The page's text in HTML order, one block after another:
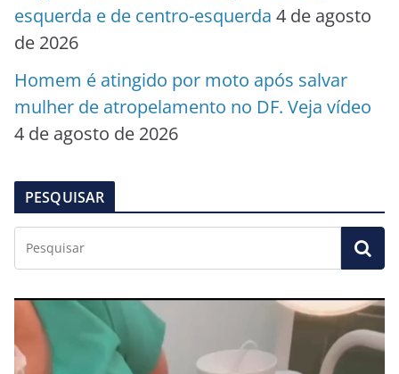
esquerda e de centro-esquerda 4 de agosto
de 2026
Homem é atingido por moto após salvar
mulher de atropelamento no DF. Veja vídeo
4 de agosto de 2026
PESQUISAR